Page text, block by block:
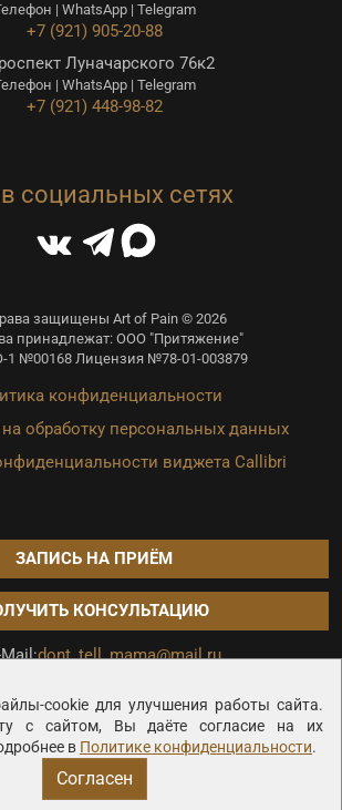
cookie для улучшения работы сайта.
с сайтом, Вы даёте согласие на их
в Политике конфиденциальности.
Согласен
| WhatsApp | Telegram
+7 (921) 905-20-88
Луначарского 76к2
| WhatsApp | Telegram
+7 (921) 448-98-82
социальных сетях
защищены Art of Pain © 2026
принадлежат: ООО "Притяжение"
1 №00168 Лицензия №78-01-003879
конфиденциальности
обработку персональных данных
виджета Callibri
ЗАПИСЬ НА ПРИЁМ
КОНСУЛЬТАЦИЮ
dont_tell_mama@mail.ru